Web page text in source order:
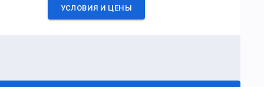
УСЛОВИЯ И ЦЕНЫ